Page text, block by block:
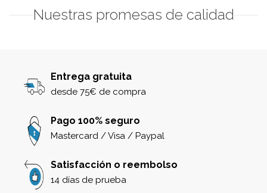
Nuestras promesas de calidad
Entrega gratuita
desde 75€ de compra
Pago 100% seguro
Mastercard / Visa / Paypal
Satisfacción o reembolso
14 días de prueba